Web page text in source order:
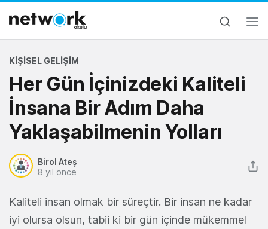
KIŞISEL GELIŞIM
Her Gün İçinizdeki Kaliteli
İnsana Bir Adım Daha
Yaklaşabilmenin Yolları
Birol Ateş
8 yıl önce
Kaliteli insan olmak bir süreçtir. Bir insan ne kadar
iyi olursa olsun, tabii ki bir gün içinde mükemmel